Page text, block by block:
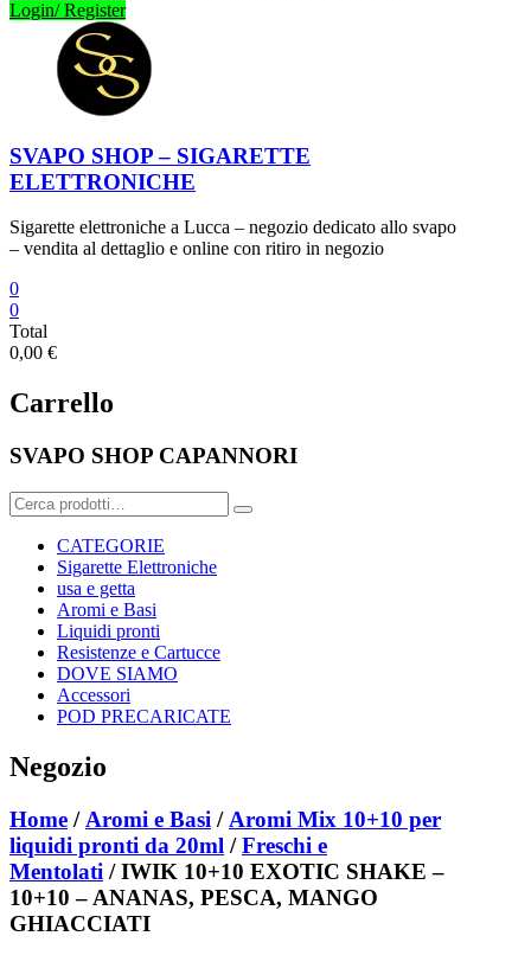
Login/ Register
SVAPO SHOP – SIGARETTE
ELETTRONICHE
Sigarette elettroniche a Lucca – negozio dedicato allo svapo
– vendita al dettaglio e online con ritiro in negozio
0
0
Total
0,00 €
Carrello
SVAPO SHOP CAPANNORI
Cerca:
CATEGORIE
Sigarette Elettroniche
usa e getta
Aromi e Basi
Liquidi pronti
Resistenze e Cartucce
DOVE SIAMO
Accessori
POD PRECARICATE
Negozio
Home / Aromi e Basi / Aromi Mix 10+10 per
liquidi pronti da 20ml /Freschi e
Mentolati / IWIK 10+10 EXOTIC SHAKE –
10+10 – ANANAS, PESCA, MANGO
GHIACCIATI